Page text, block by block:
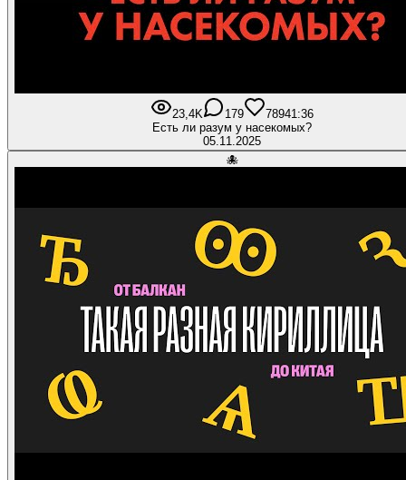
23,4K 179 78941:36
Есть ли разум у насекомых?
05.11.2025
🐙